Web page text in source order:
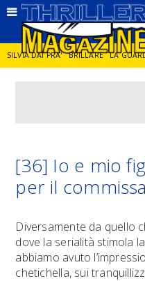
SILVIA DAI PRA' BRILLARE LA
[36] Io e mio
per il
Diversamente da quello
dove la serialità stimola
abbiamo avuto
chetichella, sui